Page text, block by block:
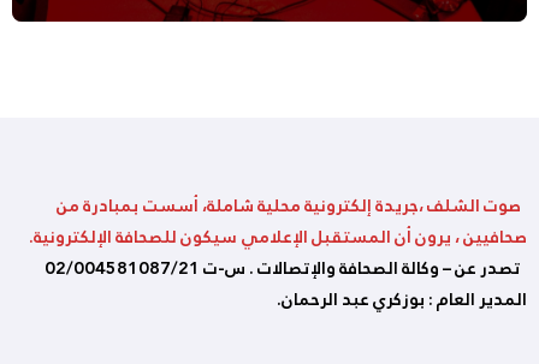
صوت الشلف ،جريدة إلكترونية محلية شاملة، أسست بمبادرة من
صحافيين ، يرون أن المستقبل الإعلامي سيكون للصحافة الإلكترونية.
تصدر عن – وكالة الصحافة والإتصالات . س-ت 02/004581087/21
المدير العام : بوزكري عبد الرحمان.